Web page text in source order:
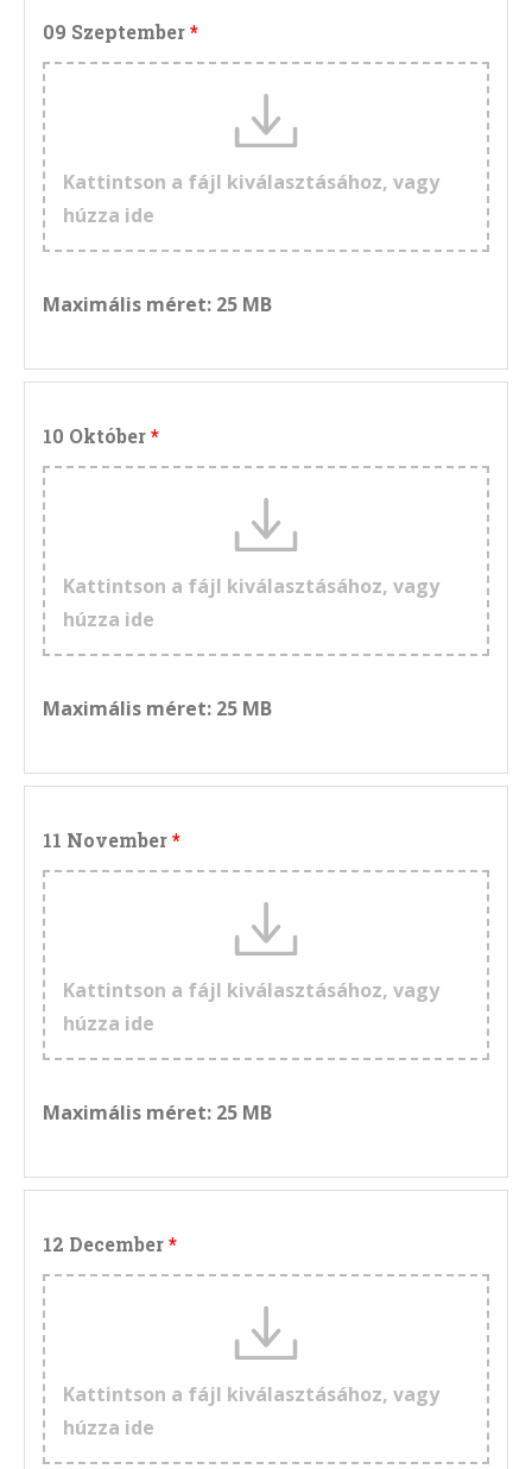
09 Szeptember
Kattintson a fájl kiválasztásához, vagy
húzza ide
Maximális méret: 25 MB
10 Október
Kattintson a fájl kiválasztásához, vagy
húzza ide
Maximális méret: 25 MB
11 November
Kattintson a fájl kiválasztásához, vagy
húzza ide
Maximális méret: 25 MB
12 December
Kattintson a fájl kiválasztásához, vagy
húzza ide